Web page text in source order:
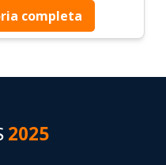
completa
2025